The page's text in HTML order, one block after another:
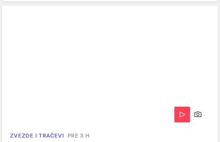
ZVEZDE I TRAČEVI PRE 3 H